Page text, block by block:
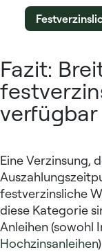
Fazit:
verfügbar
Eine Verzinsung,
festverzinsliche
diese Kategorie
Anleihen (sowohl
Hochzinsanleihen